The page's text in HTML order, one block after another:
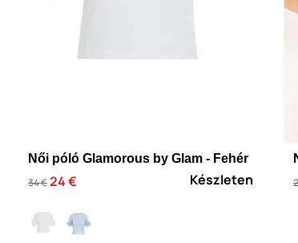
Női póló Glamorous by Glam - Fehér
34 €24 € Készleten